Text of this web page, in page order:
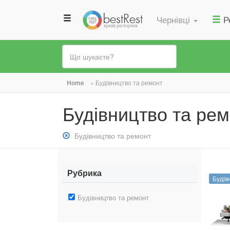
Чернівці
Ви
є
тут
Home » Будівництво та ремонт
Будівництво та
Зняти
фільтр:
та
ремонт
Будівництво та ремонт
Рубрика
ЗнятиБудівництво та ремонт